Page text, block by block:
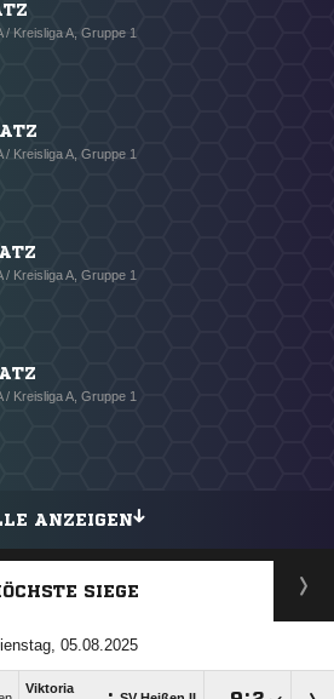
/ Kreisliga A, Gruppe 1
/ Kreisliga A, Gruppe 1
/ Kreisliga A, Gruppe 1
/ Kreisliga A, Gruppe 1
ANZEIGEN
SIEGE
05.08.2025
Viktoria